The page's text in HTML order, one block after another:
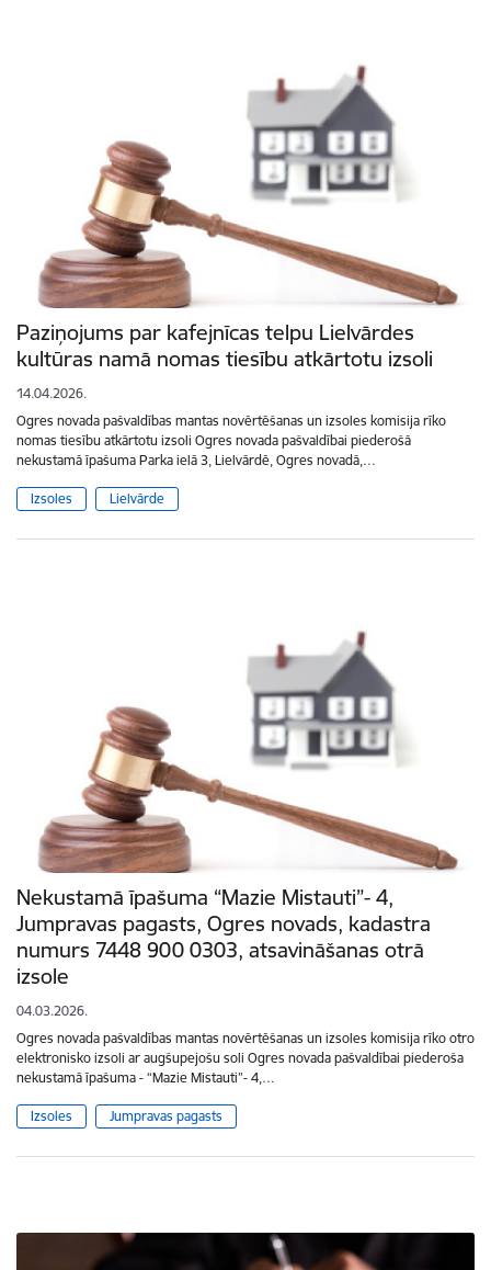
Paziņojums par kafejnīcas telpu Lielvārdes
kultūras namā nomas tiesību atkārtotu izsoli
14.04.2026.
Ogres novada pašvaldības mantas novērtēšanas un izsoles komisija rīko
nomas tiesību atkārtotu izsoli Ogres novada pašvaldībai piederošā
nekustamā īpašuma Parka ielā 3, Lielvārdē, Ogres novadā,…
Izsoles Lielvārde
Nekustamā īpašuma “Mazie Mistauti”- 4,
Jumpravas pagasts, Ogres novads, kadastra
numurs 7448 900 0303, atsavināšanas otrā
izsole
04.03.2026.
Ogres novada pašvaldības mantas novērtēšanas un izsoles komisija rīko otro
elektronisko izsoli ar augšupejošu soli Ogres novada pašvaldībai piederoša
nekustamā īpašuma - “Mazie Mistauti”- 4,…
Izsoles Jumpravas pagasts